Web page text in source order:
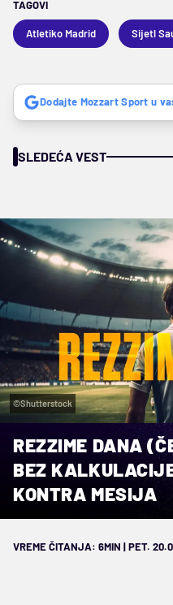
TAGOVI
Atletiko Madrid Sijetl
Dodajte Mozzart Sport u
SLEDEĆA VEST
©Shutterstock
REZZIME DANA
BEZ
KONTRA MESIJA
VREME ČITANJA: 6MIN | PET.